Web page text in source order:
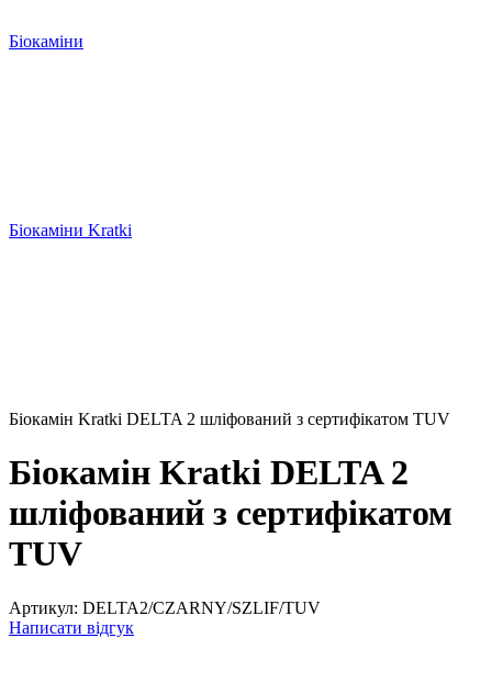
Біокаміни
Біокаміни Kratki
Біокамін Kratki DELTA 2 шліфований з сертифікатом TUV
Біокамін Kratki DELTA 2
шліфований з сертифікатом
TUV
Артикул: DELTA2/CZARNY/SZLIF/TUV
Написати відгук